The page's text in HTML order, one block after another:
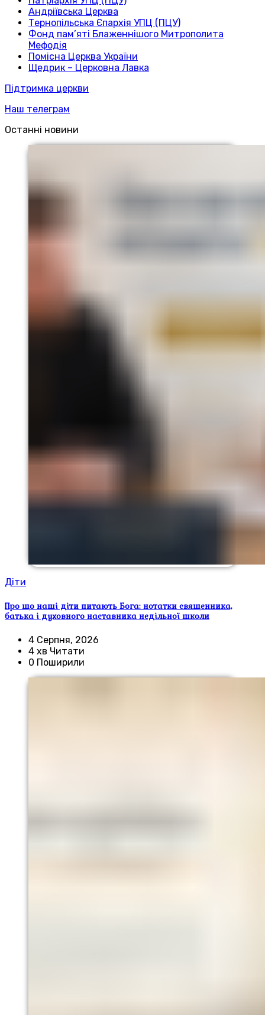
Андріївська Церква
Тернопільська Єпархія УПЦ (ПЦУ)
Фонд пам’яті Блаженнішого Митрополита
Мефодія
Помісна Церква України
Щедрик – Церковна Лавка
Підтримка церкви
Наш телеграм
Останні новини
Діти
Про що наші діти питають Бога: нотатки священника,
батька і духовного наставника недільної школи
4 Серпня, 2026
4 хв Читати
0 Поширили